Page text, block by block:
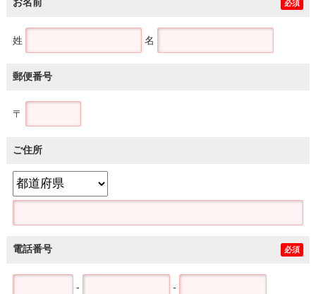
必須
姓 名
郵便番号
〒
ご住所
電話番号 必須
- -